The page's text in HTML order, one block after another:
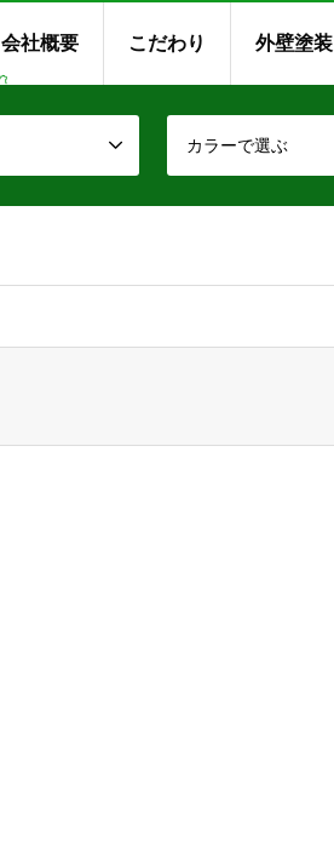
会社概要 こだわり 外壁塗装
カラーで選ぶ